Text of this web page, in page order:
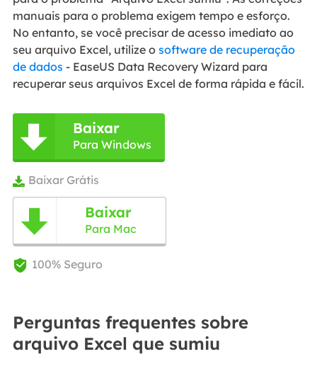
manuais para o problema exigem tempo e esforço.
No entanto, se você precisar de acesso imediato ao
seu arquivo Excel, utilize o software de recuperação
de dados - EaseUS Data Recovery Wizard para
recuperar seus arquivos Excel de forma rápida e fácil.
 Baixar
Para Windows
 Baixar Grátis
 Baixar
Para Mac
 100% Seguro
Perguntas frequentes sobre
arquivo Excel que sumiu